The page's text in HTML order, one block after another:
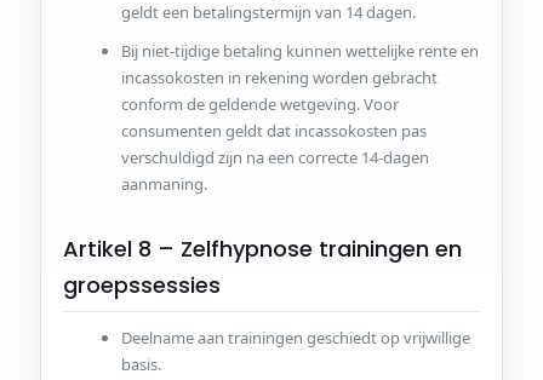
geldt een betalingstermijn van 14 dagen.
Bij niet-tijdige betaling kunnen wettelijke rente en
incassokosten in rekening worden gebracht
conform de geldende wetgeving. Voor
consumenten geldt dat incassokosten pas
verschuldigd zijn na een correcte 14-dagen
aanmaning.
Artikel 8 – Zelfhypnose trainingen en
groepssessies
Deelname aan trainingen geschiedt op vrijwillige
basis.